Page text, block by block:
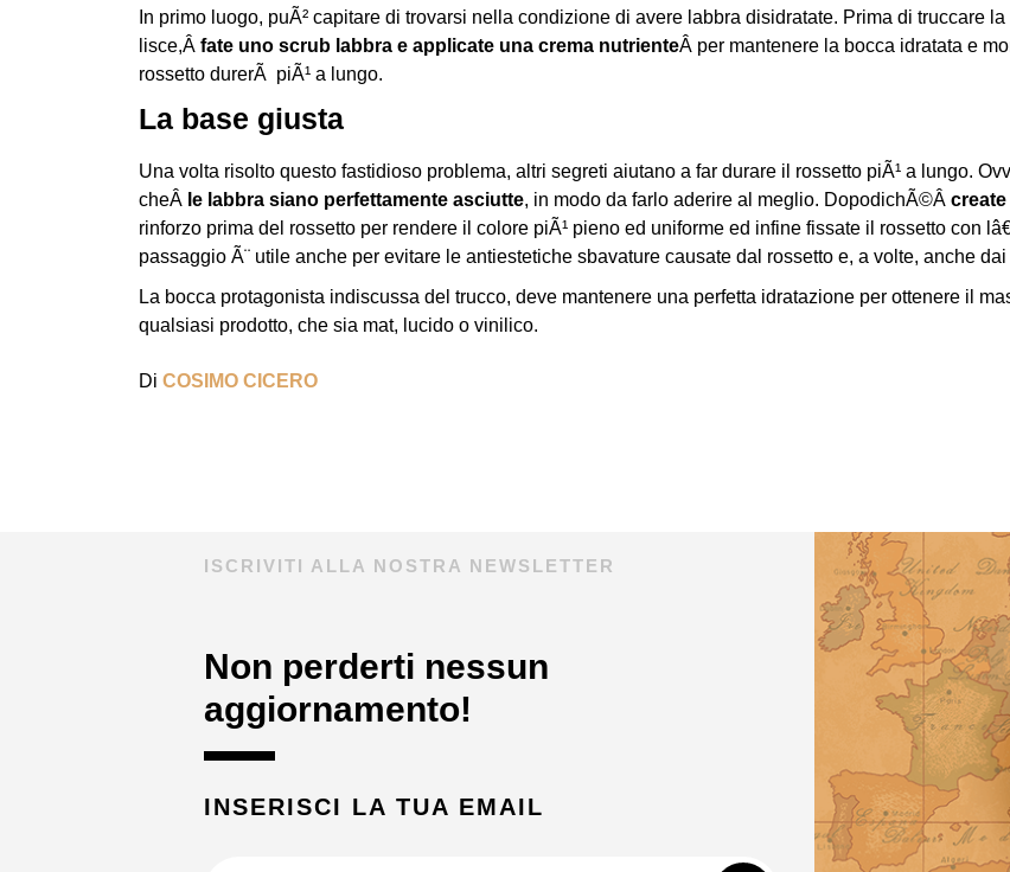
In primo luogo, puÃ² capitare di trovarsi nella condizione di avere labbra disidratate. Prima di truccare
lisce,Â fate uno scrub labbra e applicate una crema nutrienteÂ per mantenere la bocca idratata e
rossetto durerÃ piÃ¹ a lungo.
La base giusta
Una volta risolto questo fastidioso problema, altri segreti aiutano a far durare il rossetto piÃ¹ a lungo.
cheÂ le labbra siano perfettamente asciutte, in modo da farlo aderire al meglio. DopodichÃ©Â
rinforzo prima del rossetto per rendere il colore piÃ¹ pieno ed uniforme ed infine fissate il rossetto con
passaggio Ã¨ utile anche per evitare le antiestetiche sbavature causate dal rossetto e, a volte, anche dai
La bocca protagonista indiscussa del trucco, deve mantenere una perfetta idratazione per ottenere il
qualsiasi prodotto, che sia mat, lucido o vinilico.
Di COSIMO CICERO
ISCRIVITI ALLA NOSTRA NEWSLETTER
Non perderti nessun
aggiornamento!
INSERISCI LA TUA EMAIL